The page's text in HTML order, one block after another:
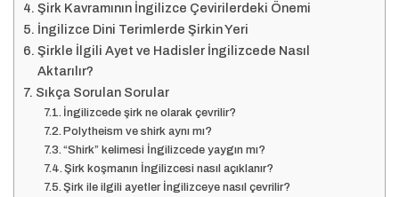
Şirk Kavramının İngilizce Çevirilerdeki Önemi
İngilizce Dini Terimlerde Şirkin Yeri
Şirkle İlgili Ayet ve Hadisler İngilizcede Nasıl
Aktarılır?
Sıkça Sorulan Sorular
İngilizcede şirk ne olarak çevrilir?
Polytheism ve shirk aynı mı?
“Shirk” kelimesi İngilizcede yaygın mı?
Şirk koşmanın İngilizcesi nasıl açıklanır?
Şirk ile ilgili ayetler İngilizceye nasıl çevrilir?